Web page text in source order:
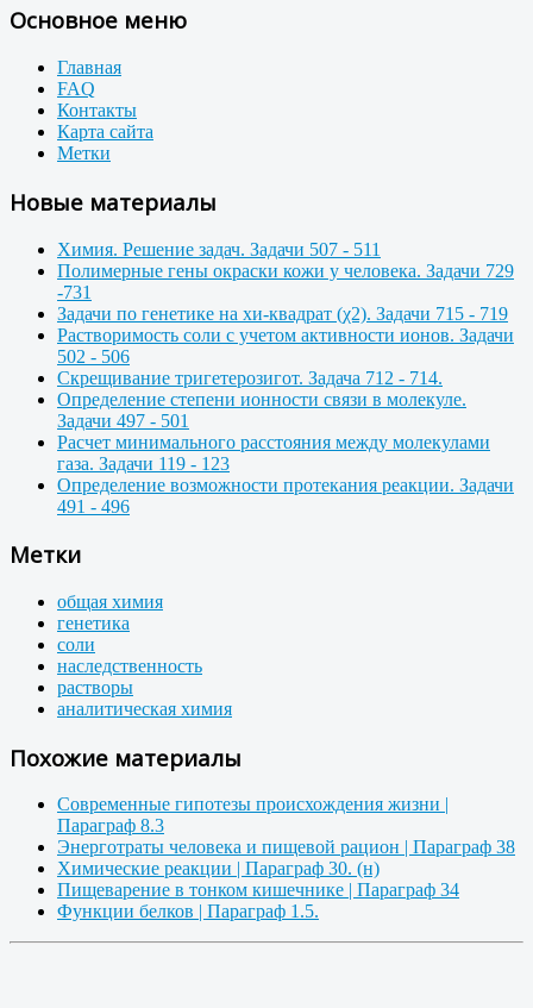
Основное меню
Главная
FAQ
Контакты
Карта сайта
Метки
Новые материалы
Химия. Решение задач. Задачи 507 - 511
Полимерные гены окраски кожи у человека. Задачи 729
-731
Задачи по генетике на хи-квадрат (χ2). Задачи 715 - 719
Растворимость соли с учетом активности ионов. Задачи
502 - 506
Скрещивание тригетерозигот. Задача 712 - 714.
Определение степени ионности связи в молекуле.
Задачи 497 - 501
Расчет минимального расстояния между молекулами
газа. Задачи 119 - 123
Определение возможности протекания реакции. Задачи
491 - 496
Метки
общая химия
генетика
соли
наследственность
растворы
аналитическая химия
Похожие материалы
Современные гипотезы происхождения жизни |
Параграф 8.3
Энерготраты человека и пищевой рацион | Параграф 38
Химические реакции | Параграф 30. (н)
Пищеварение в тонком кишечнике | Параграф 34
Функции белков | Параграф 1.5.